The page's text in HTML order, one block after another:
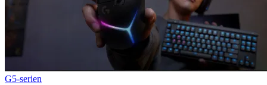
G5-serien